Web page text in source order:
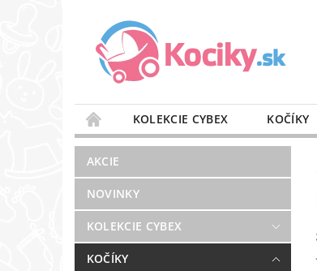
KOLEKCIE CYBEX KOČÍKY
STAROSTLIVOSŤ O VZDUCH
BLOG
PREDAJŇA KONTAKT
AKCIE
NOVINKY
KOLEKCIE CYBEX
KOČÍKY